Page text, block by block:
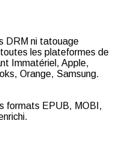
DRM ni tatouage
les plateformes de
Immatériel, Apple,
Orange, Samsung.
formats EPUB, MOBI,